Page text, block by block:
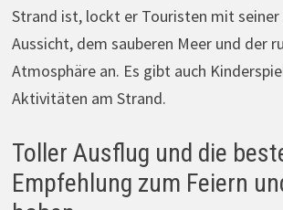
Strand ist, lockt er Touristen mit seiner
Aussicht, dem sauberen Meer und der
Atmosphäre an. Es gibt auch
Aktivitäten am Strand.
Toller Ausflug und die
Empfehlung zum Feiern